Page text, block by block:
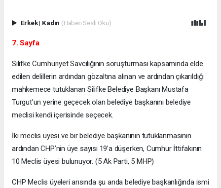
Erkek| Kadın (Haberi Sesli Oku)
7. Sayfa
Silifke Cumhuriyet Savcılığının soruşturması kapsamında elde
edilen delillerin ardından gözaltına alınan ve ardından çıkarıldığı
mahkemece tutuklanan Silifke Belediye Başkanı Mustafa
Turgut’un yerine geçecek olan belediye başkanını belediye
meclisi kendi içerisinde seçecek.
İki meclis üyesi ve bir belediye başkanının tutuklanmasının
ardından CHP’nin üye sayısı 19’a düşerken, Cumhur İttifakının
10 Meclis üyesi bulunuyor. (5 Ak Parti, 5 MHP)
CHP Meclis üyeleri arısında şu anda belediye başkanlığında ismi